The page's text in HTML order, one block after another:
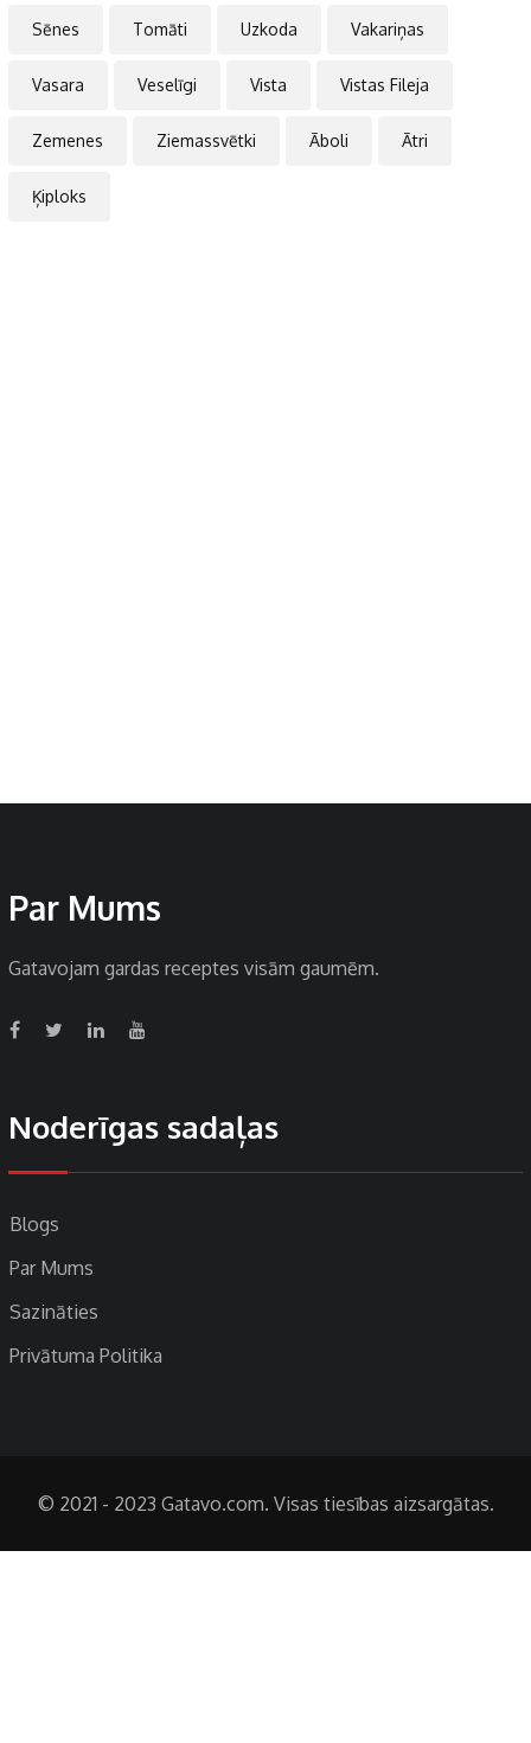
Sēnes Tomāti Uzkoda Vakariņas
Vasara Veselīgi Vista Vistas Fileja
Zemenes Ziemassvētki Āboli Ātri
Ķiploks
Par Mums
Gatavojam gardas receptes visām gaumēm.
Noderīgas sadaļas
Blogs
Par Mums
Sazināties
Privātuma Politika
© 2021 - 2023 Gatavo.com. Visas tiesības aizsargātas.